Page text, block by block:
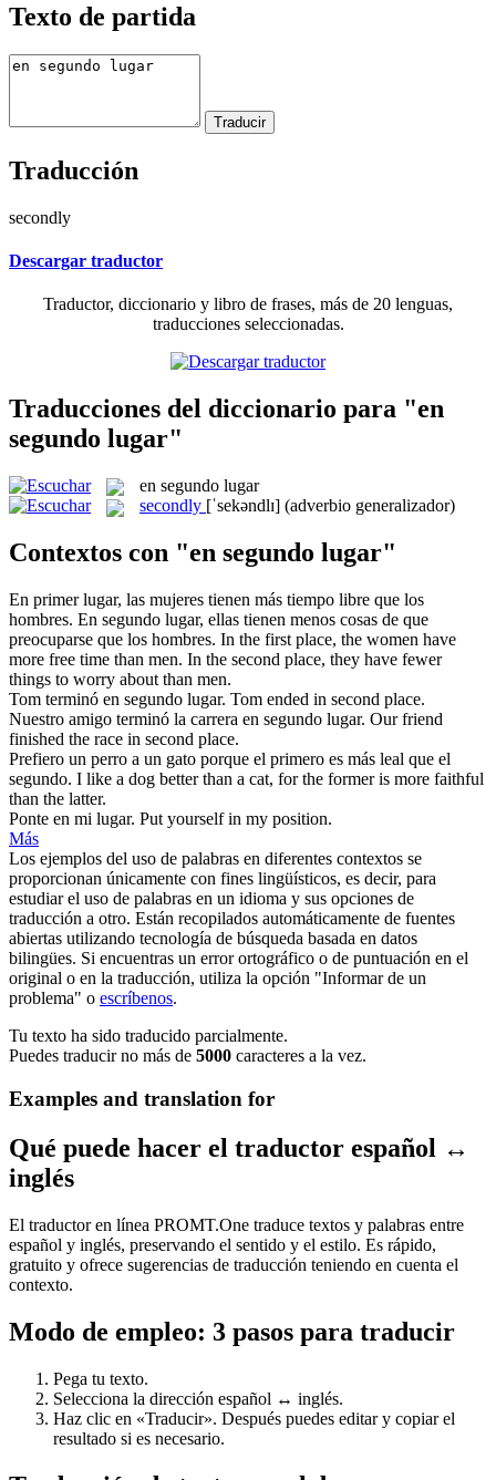
Texto de partida
Traducción
secondly
Descargar traductor
Traductor, diccionario y libro de frases, más de 20 lenguas,
traducciones seleccionadas.
Traducciones del diccionario para "en
segundo lugar"
en segundo lugar
secondly [ˈsekəndlɪ] (adverbio generalizador)
Contextos con "en segundo lugar"
En primer lugar, las mujeres tienen más tiempo libre que los
hombres. En segundo lugar, ellas tienen menos cosas de que
preocuparse que los hombres. In the first place, the women have
more free time than men. In the second place, they have fewer
things to worry about than men.
Tom terminó en segundo lugar. Tom ended in second place.
Nuestro amigo terminó la carrera en segundo lugar. Our friend
finished the race in second place.
Prefiero un perro a un gato porque el primero es más leal que el
segundo. I like a dog better than a cat, for the former is more faithful
than the latter.
Ponte en mi lugar. Put yourself in my position.
Más
Los ejemplos del uso de palabras en diferentes contextos se
proporcionan únicamente con fines lingüísticos, es decir, para
estudiar el uso de palabras en un idioma y sus opciones de
traducción a otro. Están recopilados automáticamente de fuentes
abiertas utilizando tecnología de búsqueda basada en datos
bilingües. Si encuentras un error ortográfico o de puntuación en el
original o en la traducción, utiliza la opción "Informar de un
problema" o escríbenos.
Tu texto ha sido traducido parcialmente.
Puedes traducir no más de 5000 caracteres a la vez.
Examples and translation for
Qué puede hacer el traductor español ↔
inglés
El traductor en línea PROMT.One traduce textos y palabras entre
español y inglés, preservando el sentido y el estilo. Es rápido,
gratuito y ofrece sugerencias de traducción teniendo en cuenta el
contexto.
Modo de empleo: 3 pasos para traducir
Pega tu texto.
Selecciona la dirección español ↔ inglés.
Haz clic en «Traducir». Después puedes editar y copiar el
resultado si es necesario.